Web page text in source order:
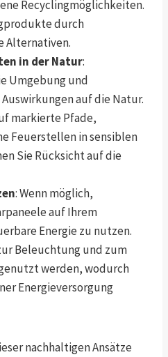
Recyclingmöglichkeiten.
durch
Alternativen.
in der Natur:
Umgebung und
auf die Natur.
markierte Pfade,
Feuerstellen in sensiblen
Sie Rücksicht auf die
: Wenn möglich,
auf Ihrem
Energie zu nutzen.
Beleuchtung und zum
werden, wodurch
Energieversorgung
nachhaltigen Ansätze